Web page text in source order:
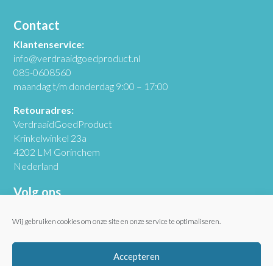
Wij gebruiken cookies om onze site en onze service te optimaliseren.
Accepteren
Contact
Klantenservice:
info@verdraaidgoedproduct.nl
085-0608560
maandag t/m donderdag 9:00 – 17:00
Retouradres:
VerdraaidGoedProduct
Krinkelwinkel 23a
4202 LM Gorinchem
Nederland
Volg ons